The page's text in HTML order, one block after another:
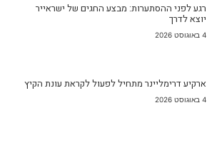
רגע לפני ההסתערות: מבצע החגים של ישראייר
יוצא לדרך
4 באוגוסט 2026
ארקיע דרימליינר מתחיל לפעול לקראת עונת הקיץ
4 באוגוסט 2026